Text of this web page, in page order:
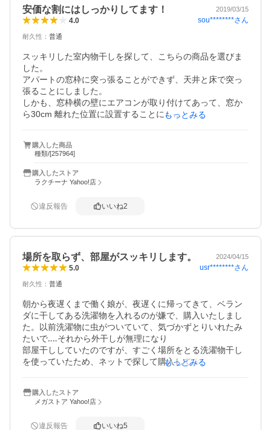
安価な割にはしっかりしてます！ 2019/03/15
4.0 sou********さん
耐久性 ： 普通
スッキリした室内物干しを探して、こちらの商品を選びま
した。
アパートの窓枠に突っ張ることができず、天井と床で突っ
張ることにしました。
しかも、窓枠横の壁にエアコンが取り付けてあって、窓か
ら30cm 離れた位置に設置することに…
洗濯物を干してもポールがたわむことなく、支柱がガタつ
くこともなくしっかりとしています。
垂直に支柱を立てるのに、一人では少し手間取りました
が、女一人で約30分程で設置できました。
もっとみる
購入した商品
種類/[257964]
購入したストア
ラクチーナ Yahoo!店
違反報告 いいね2
場所を取らず、部屋がスッキリします。 2024/04/15
5.0 usr********さん
耐久性 ： 普通
朝から夜遅くまで働く娘が、夜遅くに帰ってきて、ベラン
ダに干してある洗濯物を入れるのが嫌で、購入いたしまし
た。以前洗濯物に虫がついていて、気づかずとりいれたみ
たいで‥‥それから外干しが無理になり
部屋干ししていたのですが、すごく場所をとる洗濯物干し
を使っていたため、ネットで探して購入してみました。
丈の長い物も干せるので、喜んでました。竿の高さも好き
なところで調整できるので、大満足みたいです。
もっとみる
購入したストア
メガストア Yahoo!店
違反報告 いいね5